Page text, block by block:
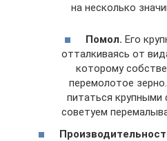
на несколько
Помол. Его
отталкиваясь от
которому
перемолотое
питаться крупными
советуем